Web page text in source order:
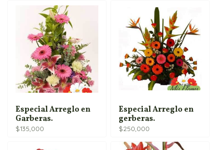
Especial Arreglo en
Garberas.
$135,000
Especial Arreglo en
gerberas.
$250,000